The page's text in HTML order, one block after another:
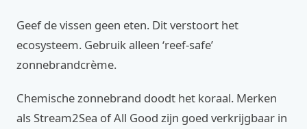
Geef de vissen geen eten. Dit verstoort het
ecosysteem. Gebruik alleen ‘reef-safe’
zonnebrandcrème.
Chemische zonnebrand doodt het koraal. Merken
als Stream2Sea of All Good zijn goed verkrijgbaar in